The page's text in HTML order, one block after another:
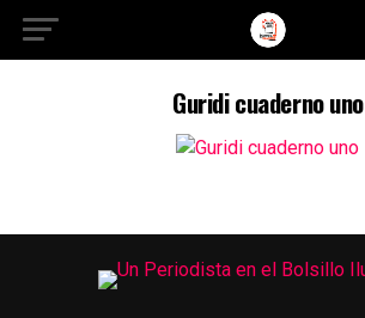
Guridi cuaderno uno
Ir a la versión móvil